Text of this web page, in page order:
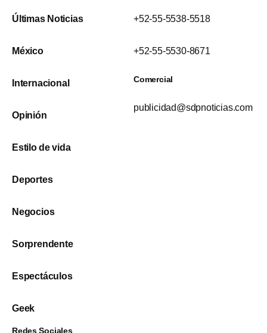
Últimas Noticias
México
Internacional
Opinión
Estilo de vida
Deportes
Negocios
Sorprendente
Espectáculos
Geek
+52-55-5538-5518
+52-55-5530-8671
Comercial
publicidad@sdpnoticias.com
Redes Sociales